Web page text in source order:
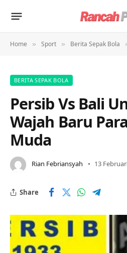
Home » Sport » Berita Sepak Bola
BERITA SEPAK BOLA
Persib Vs Bali
Wajah Baru
Muda
Rian Febriansyah 13
Share